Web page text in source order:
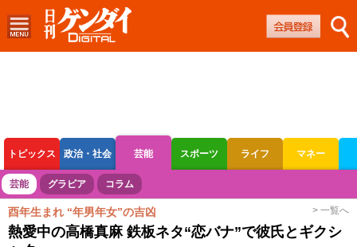
トピックス 政治・社会 芸能 スポーツ ライフ マネー
ボートレース 競輪 オートレース
芸能 グラビア コラム
酉年生まれ “年男年女”の吉凶 > 一覧へ
熱愛中の高橋真麻 鉄板ネタ“恋バナ”で彼氏とギクシ